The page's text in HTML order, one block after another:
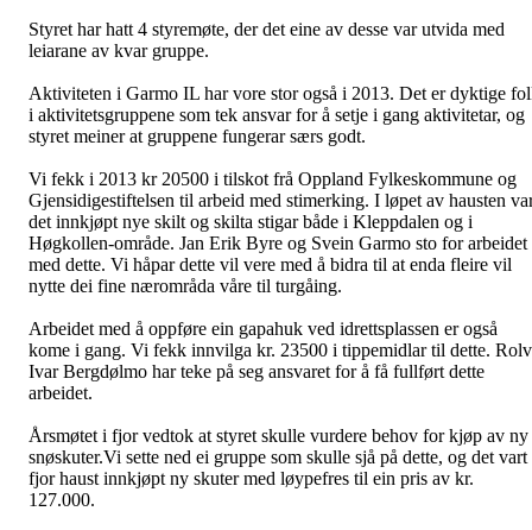
Styret har hatt 4 styremøte, der det eine av desse var utvida med
leiarane av kvar gruppe.
Aktiviteten i Garmo IL har vore stor også i 2013. Det er dyktige
i aktivitetsgruppene som tek ansvar for å setje i gang aktivitetar, og
styret meiner at gruppene fungerar særs godt.
Vi fekk i 2013 kr 20500 i tilskot frå Oppland Fylkeskommune og
Gjensidigestiftelsen til arbeid med stimerking. I løpet av hausten
det innkjøpt nye skilt og skilta stigar både i Kleppdalen og i
Høgkollen-område. Jan Erik Byre og Svein Garmo sto for arbeidet
med dette. Vi håpar dette vil vere med å bidra til at enda fleire vil
nytte dei fine nærområda våre til turgåing.
Arbeidet med å oppføre ein gapahuk ved idrettsplassen er også
kome i gang. Vi fekk innvilga kr. 23500 i tippemidlar til dette. Rolv
Ivar Bergdølmo har teke på seg ansvaret for å få fullført dette
arbeidet.
Årsmøtet i fjor vedtok at styret skulle vurdere behov for kjøp av ny
snøskuter.Vi sette ned ei gruppe som skulle sjå på dette, og det vart
fjor haust innkjøpt ny skuter med løypefres til ein pris av kr.
127.000.